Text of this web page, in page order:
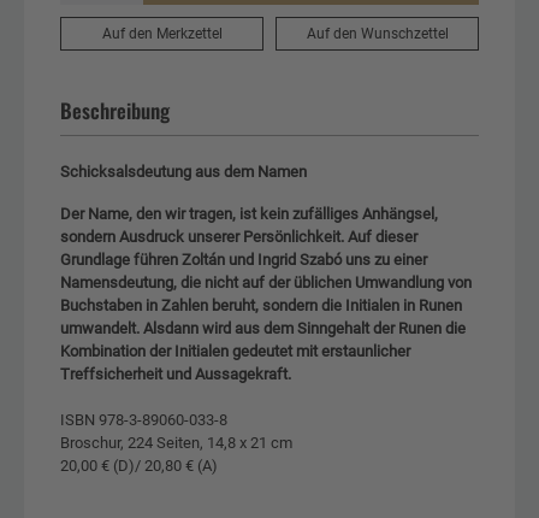
Auf den Merkzettel Auf den Wunschzettel
Beschreibung
Schicksalsdeutung aus dem Namen
Der Name, den wir tragen, ist kein zufälliges Anhängsel,
sondern Ausdruck unserer Persönlichkeit. Auf dieser
Grundlage führen Zoltán und Ingrid Szabó uns zu einer
Namensdeutung, die nicht auf der üblichen Umwandlung von
Buchstaben in Zahlen beruht, sondern die Initialen in Runen
umwandelt. Alsdann wird aus dem Sinngehalt der Runen die
Kombination der Initialen gedeutet mit erstaunlicher
Treffsicherheit und Aussagekraft.
ISBN 978-3-89060-033-8
Broschur, 224 Seiten, 14,8 x 21 cm
20,00 € (D)/ 20,80 € (A)